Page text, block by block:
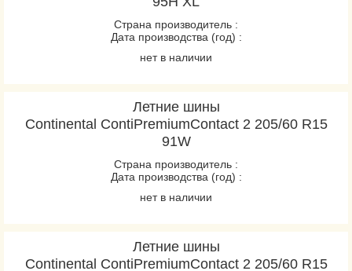
Страна производитель :
Дата производства (год) :
нет в наличии
Летние шины
Continental ContiPremiumContact 2 205/60 R15
91W
Страна производитель :
Дата производства (год) :
нет в наличии
Летние шины
Continental ContiPremiumContact 2 205/60 R15